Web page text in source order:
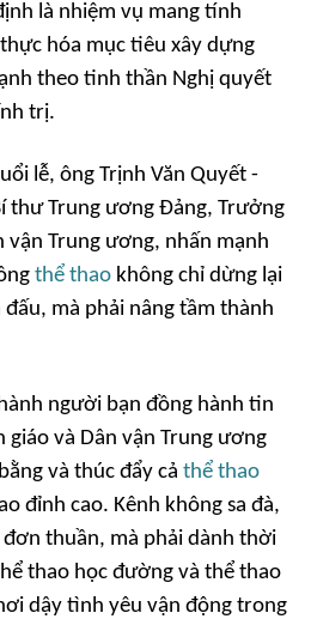
là nhiệm vụ mang tính
hóa mục tiêu xây dựng
theo tinh thần Nghị quyết
trị.
lễ, ông Trịnh Văn Quyết -
thư Trung ương Đảng, Trưởng
vận Trung ương, nhấn mạnh
thể thao không chỉ dừng lại
mà phải nâng tầm thành
người bạn đồng hành tin
giáo và Dân vận Trung ương
và thúc đẩy cả thể thao
đỉnh cao. Kênh không sa đà,
đơn thuần, mà phải dành thời
thao học đường và thể thao
dậy tình yêu vận động trong